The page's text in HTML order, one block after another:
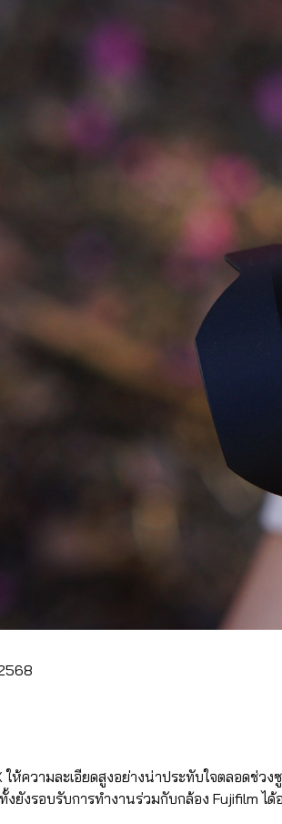
ให้ความละเอียดสูงอย่างน่าประทับใจตลอดช่
ยังรอบรับการทำงานร่วมกับกล้อง Fujifilm ได้